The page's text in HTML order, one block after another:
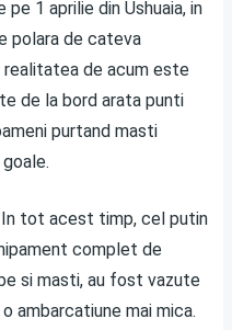
1 aprilie din Ushuaia, in
polara de cateva
realitatea de acum este
de la bord arata punti
purtand masti
In tot acest timp, cel putin
complet de
si masti, au fost vazute
ambarcatiune mai mica.